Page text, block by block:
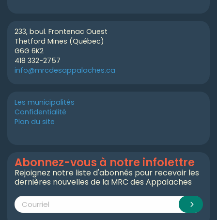
233, boul. Frontenac Ouest
Thetford Mines (Québec)
G6G 6K2
418 332-2757
info@mrcdesappalaches.ca
Les municipalités
Confidentialité
Plan du site
Abonnez-vous à notre infolettre
Rejoignez notre liste d'abonnés pour recevoir les
dernières nouvelles de la MRC des Appalaches